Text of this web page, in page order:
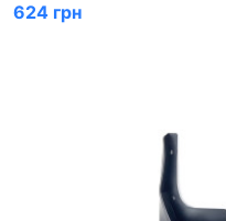
624 грн